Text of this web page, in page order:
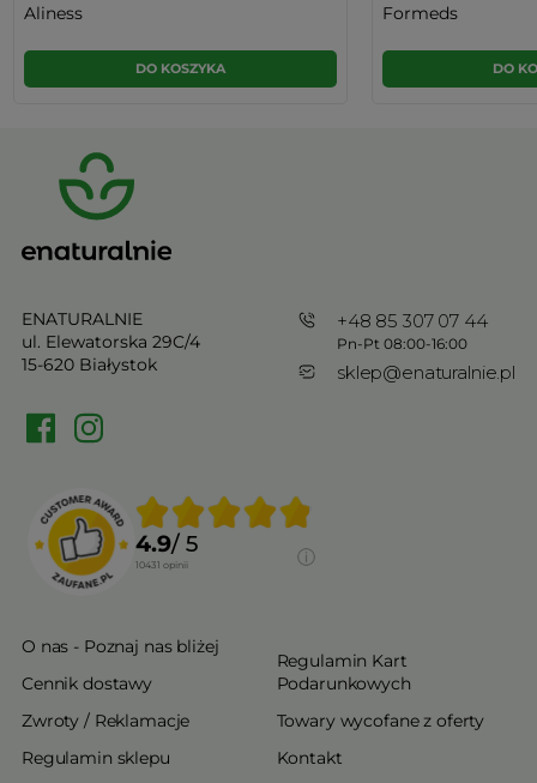
Aliness
DO KOSZYKA
Formeds
DO
ENATURALNIE
ul. Elewatorska 29C/4
15-620 Białystok
+48 85 307 07 44
Pn-Pt 08:00-16:00
sklep@enaturalnie.pl
4.9/ 5
10431 opinii
O nas - Poznaj nas bliżej
Cennik dostawy
Zwroty / Reklamacje
Regulamin sklepu
Regulamin Kart
Podarunkowych
Towary wycofane z oferty
Kontakt